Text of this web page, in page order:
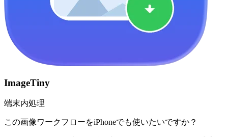
ImageTiny
端末内処理
この画像ワークフローをiPhoneでも使いたいですか？